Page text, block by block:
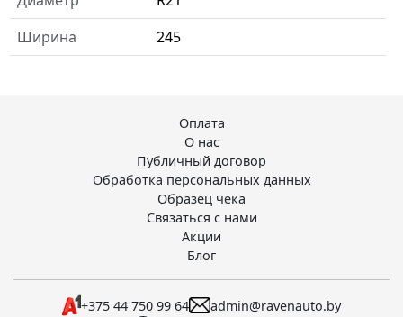
Ширина
245
Оплата
О нас
Публичный договор
Обработка персональных данных
Образец чека
Связаться с нами
Акции
Блог
+375 44 750 99 64
admin@ravenauto.by